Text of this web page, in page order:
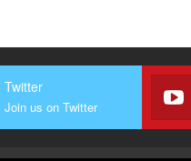
Twitter
Join us on Twitter